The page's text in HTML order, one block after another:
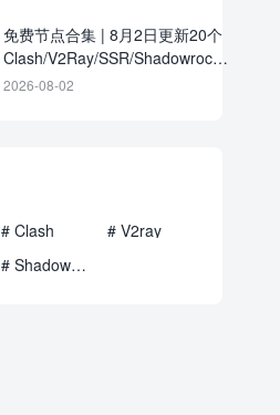
免费节点合集 | 8月2日更新20个
Clash/V2Ray/SSR/Shadowrocket
订阅地址
2026-08-02
# Clash
# V2ray
# Shadowrocket